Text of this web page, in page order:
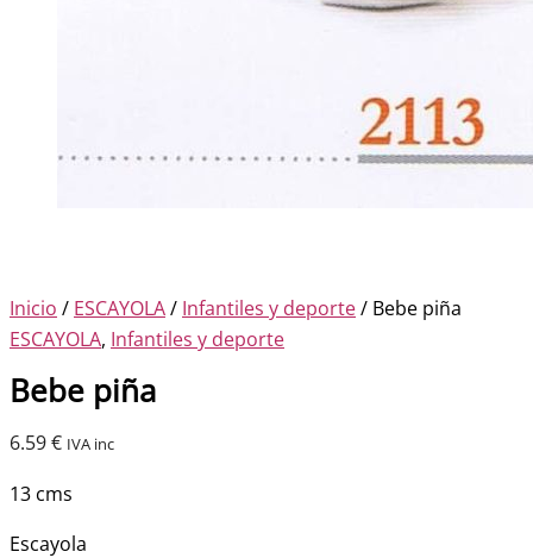
Inicio / ESCAYOLA/ Infantiles y deporte/ Bebe piña
ESCAYOLA, Infantiles y deporte
Bebe piña
6.59€ IVA inc
13 cms
Escayola